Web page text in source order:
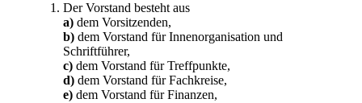
Der Vorstand besteht aus
a) dem Vorsitzenden,
b) dem Vorstand für Innenorganisation und
Schriftführer,
c) dem Vorstand für Treffpunkte,
d) dem Vorstand für Fachkreise,
e) dem Vorstand für Finanzen,